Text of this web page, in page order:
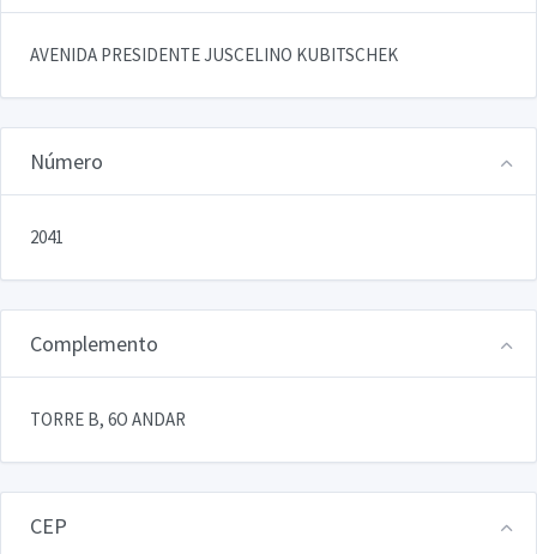
AVENIDA PRESIDENTE JUSCELINO KUBITSCHEK
Número
2041
Complemento
TORRE B, 6O ANDAR
CEP